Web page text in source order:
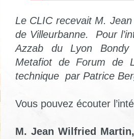
Le CLIC recevait M.
de Villeurbanne. Pour
Azzab du Lyon Bondy
Metafiot de Forum de
technique par Patrice
Vous pouvez écouter
M. Jean Wilfried